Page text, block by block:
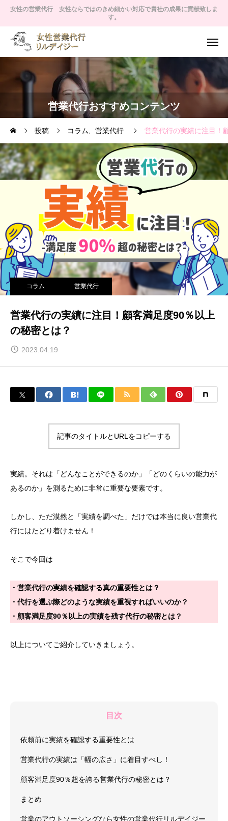
女性の営業代行 女性ならではのきめ細かい対応で貴社の成果に貢献致しま
す。
営業代行おすすめコンテンツ
投稿 コラム 営業代行 営業代行の実績に注目！
コラム 営業代行
営業代行の実績に注目！顧客満足度90％以上
の秘密とは？
2023.04.19
記事のタイトルとURLをコピーする
実績。それは「どんなことができるのか」「どのくらいの能力が
あるのか」を測るために非常に重要な要素です。
しかし、ただ漠然と「実績を調べた」だけでは本当に良い営業代
行にはたどり着けません！
そこで今回は
・営業代行の実績を確認する真の重要性とは？
・代行を選ぶ際どのような実績を重視すればいいのか？
・顧客満足度90％以上の実績を残す代行の秘密とは？
以上についてご紹介していきましょう。
目次
依頼前に実績を確認する重要性とは
営業代行の実績は「幅の広さ」に着目すべし！
顧客満足度90％超を誇る営業代行の秘密とは？
まとめ
営業のアウトソーシングなら女性の営業代行リルデイジー